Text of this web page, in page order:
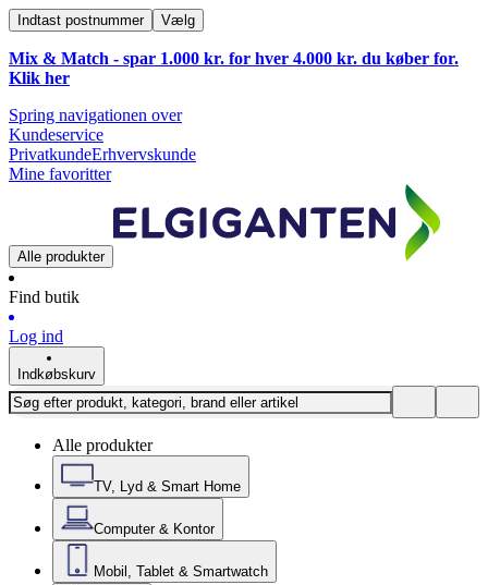
Indtast postnummer Vælg
Mix & Match - spar 1.000 kr. for hver 4.000 kr. du køber for.
Klik her
Spring navigationen over
Kundeservice
PrivatkundeErhvervskunde
Mine favoritter
Alle produkter
Find butik
Log ind
Indkøbskurv
Alle produkter
TV, Lyd & Smart Home
Computer & Kontor
Mobil, Tablet & Smartwatch